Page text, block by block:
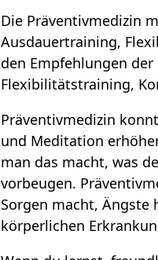
Die Präventivmedizin
Ausdauertraining,
den Empfehlungen
Flexibilitätstraining,
Präventivmedizin
und Meditation
man das macht, was
vorbeugen.
Sorgen macht, Ängste
körperlichen